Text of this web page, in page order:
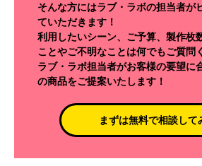
そんな方にはラブ・ラボの担当者が
ていただきます！
利用したいシーン、ご予算、製作枚
ことやご不明なことは何でもご質問
ラブ・ラボ担当者がお客様の要望に
の商品をご提案いたします！
まずは無料で相談して